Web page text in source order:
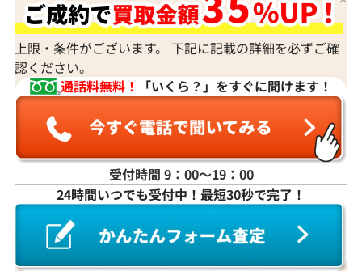
上限・条件がございます。 下記に記載の詳細を必ずご確
認ください。
通話料無料！
「いくら？」をすぐに聞けます！
受付時間 9：00〜19：00
24時間いつでも受付中！最短30秒で完了！